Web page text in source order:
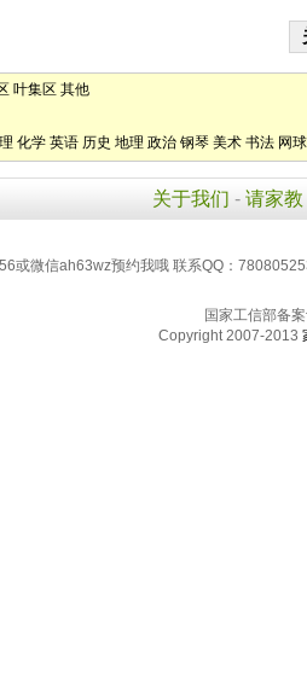
叶集区 其他
化学 英语 历史 地理 政治 钢琴 美术 书法 网球
关于我们 - 请家教
或微信ah63wz预约我哦 联系QQ：
国家工信部备
Copyright 2007-2013